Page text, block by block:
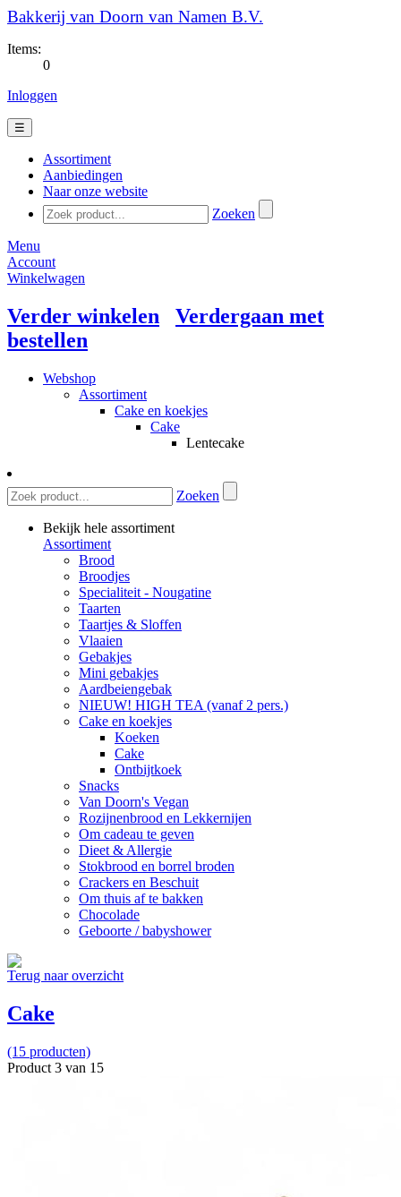
Bakkerij van Doorn van Namen B.V.
Items:
0
Inloggen
☰
Assortiment
Aanbiedingen
Naar onze website
Zoeken
Menu
Account
Winkelwagen
Verder winkelen
Verdergaan met
bestellen
Webshop
Assortiment
Cake en koekjes
Cake
Lentecake
Zoeken
Bekijk hele assortiment
Assortiment
Brood
Broodjes
Specialiteit - Nougatine
Taarten
Taartjes & Sloffen
Vlaaien
Gebakjes
Mini gebakjes
Aardbeiengebak
NIEUW! HIGH TEA (vanaf 2 pers.)
Cake en koekjes
Koeken
Cake
Ontbijtkoek
Snacks
Van Doorn's Vegan
Rozijnenbrood en Lekkernijen
Om cadeau te geven
Dieet & Allergie
Stokbrood en borrel broden
Crackers en Beschuit
Om thuis af te bakken
Chocolade
Geboorte / babyshower
Terug naar overzicht
Cake
(15 producten)
Product 3 van 15